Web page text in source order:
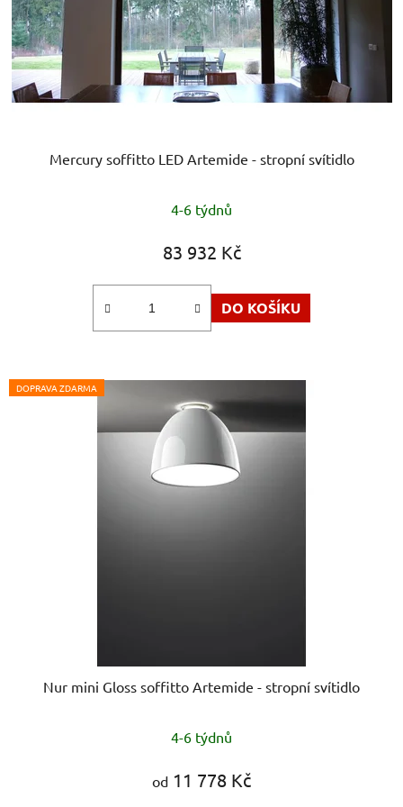
Mercury soffitto LED Artemide - stropní svítidlo
4-6 týdnů
83 932 Kč
DO KOŠÍKU
DOPRAVA ZDARMA
Nur mini Gloss soffitto Artemide - stropní svítidlo
hodnocení
produktu
4-6 týdnů
od 11 778 Kč